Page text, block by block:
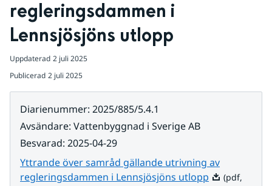
regleringsdammen i
Lennsjösjöns utlopp
Uppdaterad 2 juli 2025
Publicerad 2 juli 2025
Diarienummer: 2025/885/5.4.1
Avsändare: Vattenbyggnad i Sverige AB
Besvarad: 2025-04-29
Yttrande över samråd gällande utrivning av
regleringsdammen i Lennsjösjöns utlopp Pdf, 169.6 kB.
(pdf,